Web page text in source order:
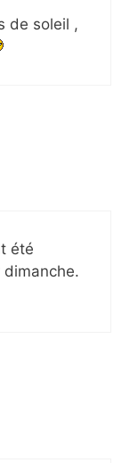
de soleil ,
été